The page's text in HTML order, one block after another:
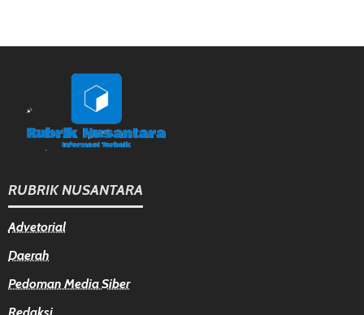
RUBRIK NUSANTARA
Advetorial
Daerah
Pedoman Media Siber